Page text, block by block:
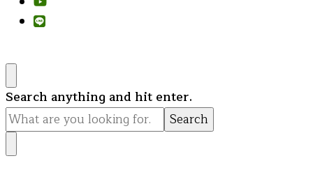
Looking
for
Something?
Search anything and hit enter.